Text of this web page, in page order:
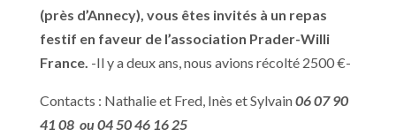
(près d’Annecy), vous êtes invités à un repas
festif en faveur de l’association Prader-Willi
France. -Il y a deux ans, nous avions récolté 2500 €-
Contacts : Nathalie et Fred, Inès et Sylvain06 07 90
41 08 ou 04 50 46 16 25